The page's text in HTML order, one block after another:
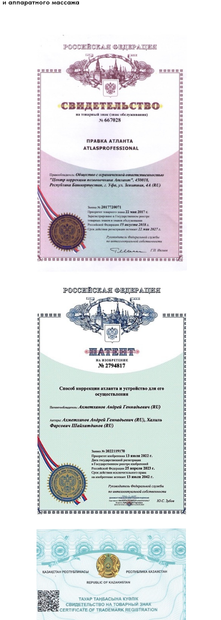
и аппаратного массажа